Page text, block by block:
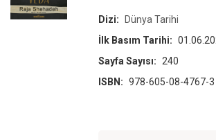
Dizi:
Dünya Tarihi
İlk Basım Tarihi:
Sayfa Sayısı:
240
ISBN: 978-605-08-4767-3